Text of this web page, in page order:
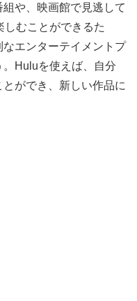
や、映画館で見逃して
しむことができるた
エンターテイメントプ
Huluを使えば、自分
ができ、新しい作品に